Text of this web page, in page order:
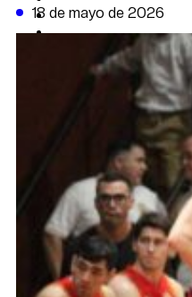
DATA FIRME
DE LA TRIBUNA TV
18 de mayo de 2026